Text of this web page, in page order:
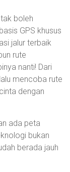
boleh
GPS khusus
jalur terbaik
rute
nanti! Dari
mencoba rute
dengan
ada peta
bukan
berada jauh